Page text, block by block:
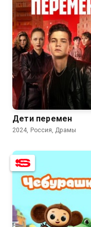
7.6 5.5
Дети перемен
2024, Россия, Драмы